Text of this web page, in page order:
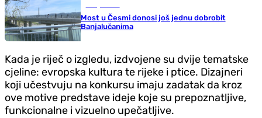
Most u Česmi donosi još jednu dobrobit
Banjalučanima
Kada je riječ o izgledu, izdvojene su dvije tematske
cjeline: evropska kultura te rijeke i ptice. Dizajneri
koji učestvuju na konkursu imaju zadatak da kroz
ove motive predstave ideje koje su prepoznatljive,
funkcionalne i vizuelno upečatljive.